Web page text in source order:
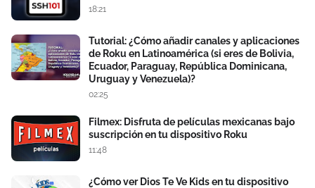
18:21
Tutorial: ¿Cómo añadir canales y aplicaciones
de Roku en Latinoamérica (si eres de Bolivia,
Ecuador, Paraguay, República Dominicana,
Uruguay y Venezuela)?
02:25
Filmex: Disfruta de películas mexicanas bajo
suscripción en tu dispositivo Roku
11:48
¿Cómo ver Dios Te Ve Kids en tu dispositivo